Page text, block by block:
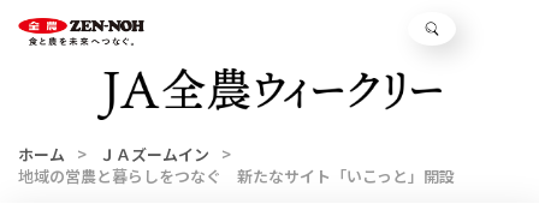
ホーム
ＪＡズームイン
地域の営農と暮らしをつなぐ 新たなサイト「いこっと」開設